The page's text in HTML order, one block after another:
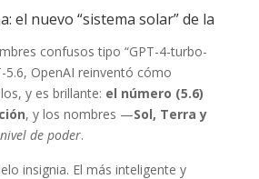
el nuevo “sistema solar” de la
confusos tipo “GPT-4-turbo-
5.6, OpenAI reinventó cómo
y es brillante: el número (5.6)
, y los nombres —Sol, Terra y
nivel de poder.
insignia. El más inteligente y